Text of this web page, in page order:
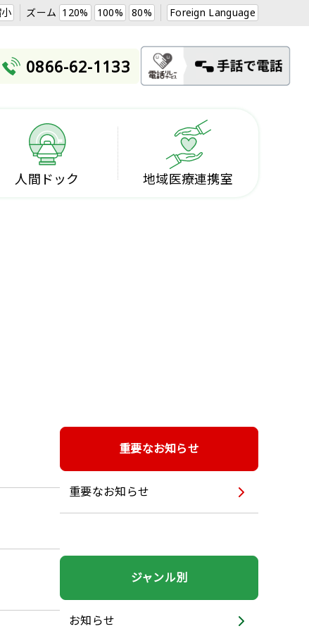
ズーム 120% 100% 80% Foreign Language
0866-62-1133
人間ドック 地域医療連携室
重要なお知らせ
重要なお知らせ
ジャンル別
お知らせ